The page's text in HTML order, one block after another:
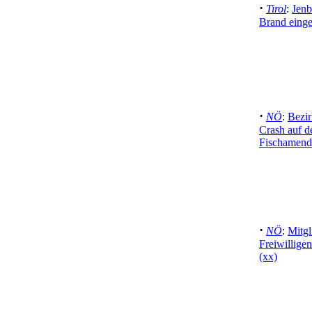
· Tirol:
Brand
· NÖ:
Crash auf
· NÖ:
(xx)